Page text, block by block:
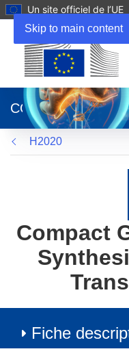
Skip to main content
Un site officiel de l’UE
dans
une
nouvelle
fenêtre)
CORDIS
H2020
Compact
Fiche